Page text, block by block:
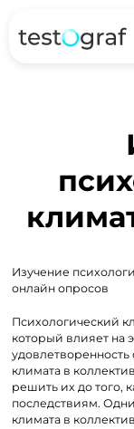
Изучение
онлайн опросов
Психологический
который влияет на
климата в
решить их до того,
последствиям.
климата в